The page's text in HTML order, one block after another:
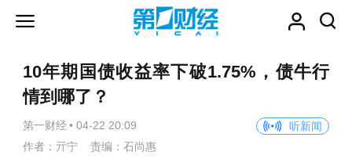
10年期国债收益率下破1.75%，债牛行
情到哪了？
第一财经 • 04-22 20:09
听新闻
作者：亓宁 责编：石尚惠